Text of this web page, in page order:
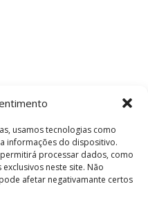
usamos tecnologias como
informações do dispositivo.
processar dados, como
neste site. Não
afetar negativamante certos